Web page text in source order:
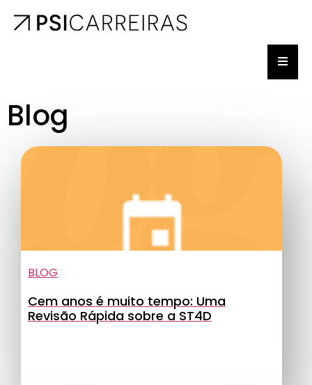
Blog
BLOG
Cem anos é muito tempo: Uma
Revisão Rápida sobre a ST4D